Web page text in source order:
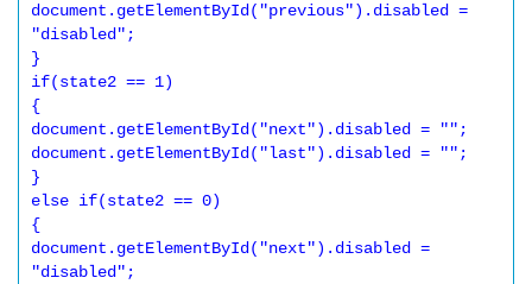
document.getElementById("previous").disabled =
"disabled";
}
if(state2 == 1)
{
document.getElementById("next").disabled = "";
document.getElementById("last").disabled = "";
}
else if(state2 == 0)
{
document.getElementById("next").disabled =
"disabled";